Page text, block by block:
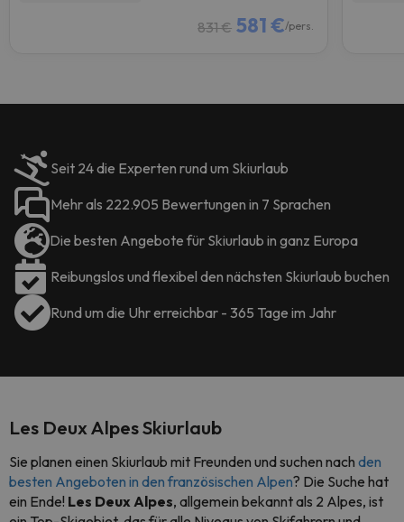
831 € 581 €/pers.
Seit 24 die Experten rund um Skiurlaub
Mehr als 222.905 Bewertungen in 7 Sprachen
Die besten Angebote für Skiurlaub in ganz Europa
Reibungslos und flexibel den nächsten Skiurlaub buchen
Rund um die Uhr erreichbar - 365 Tage im Jahr
Les Deux Alpes Skiurlaub
Sie planen einen Skiurlaub mit Freunden und suchen nach den
besten Angeboten in den französischen Alpen? Die Suche hat
ein Ende! Les Deux Alpes, allgemein bekannt als 2 Alpes, ist